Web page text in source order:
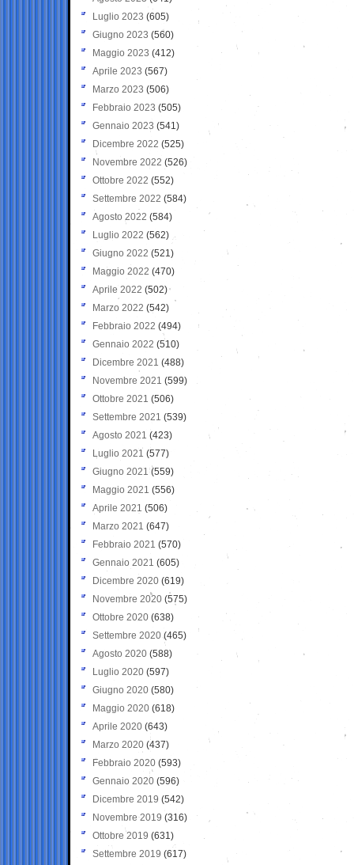
Luglio 2023 (605)
Giugno 2023 (560)
Maggio 2023 (412)
Aprile 2023 (567)
Marzo 2023 (506)
Febbraio 2023 (505)
Gennaio 2023 (541)
Dicembre 2022 (525)
Novembre 2022 (526)
Ottobre 2022 (552)
Settembre 2022 (584)
Agosto 2022 (584)
Luglio 2022 (562)
Giugno 2022 (521)
Maggio 2022 (470)
Aprile 2022 (502)
Marzo 2022 (542)
Febbraio 2022 (494)
Gennaio 2022 (510)
Dicembre 2021 (488)
Novembre 2021 (599)
Ottobre 2021 (506)
Settembre 2021 (539)
Agosto 2021 (423)
Luglio 2021 (577)
Giugno 2021(559)
Maggio 2021 (556)
Aprile 2021 (506)
Marzo 2021 (647)
Febbraio 2021 (570)
Gennaio 2021 (605)
Dicembre 2020 (619)
Novembre 2020 (575)
Ottobre 2020 (638)
Settembre 2020(465)
Agosto 2020 (588)
Luglio 2020 (597)
Giugno 2020 (580)
Maggio 2020 (618)
Aprile 2020 (643)
Marzo 2020 (437)
Febbraio 2020 (593)
Gennaio 2020 (596)
Dicembre 2019 (542)
Novembre 2019 (316)
Ottobre 2019 (631)
Settembre 2019 (617)